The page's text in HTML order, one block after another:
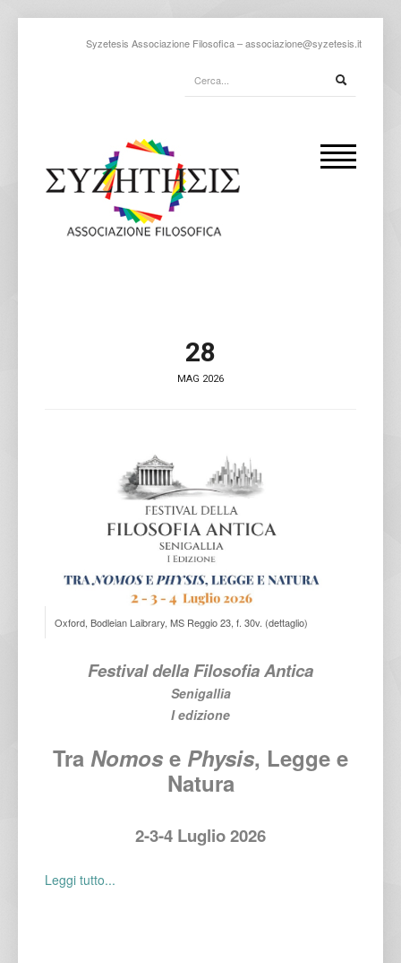
Syzetesis Associazione Filosofica –associazione@syzetesis.it
28
MAG 2026
Oxford, Bodleian Laibrary, MS Reggio 23, f. 30v. (dettaglio)
Festival della Filosofia Antica
Senigallia
I edizione
Tra Nomos e Physis, Legge e
Natura
2-3-4 Luglio 2026
Leggi tutto...